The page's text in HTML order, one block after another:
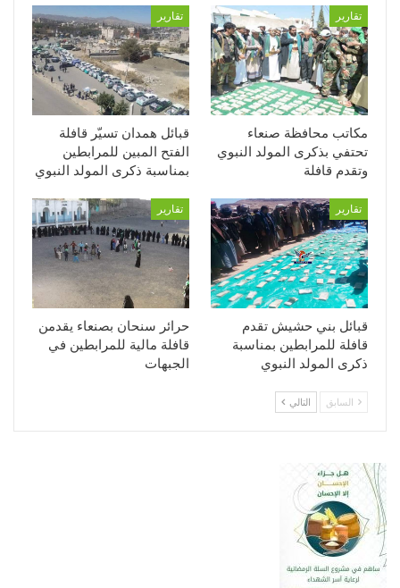
تقارير
مكاتب محافظة صنعاء
تحتفي بذكرى المولد النبوي
وتقدم قافلة
تقارير
قبائل همدان تسيّر قافلة
الفتح المبين للمرابطين
بمناسبة ذكرى المولد النبوي
تقارير
قبائل بني حشيش تقدم
قافلة للمرابطين بمناسبة
ذكرى المولد النبوي
تقارير
حرائر سنحان بصنعاء يقدمن
قافلة مالية للمرابطين في
الجبهات
السابق التالي